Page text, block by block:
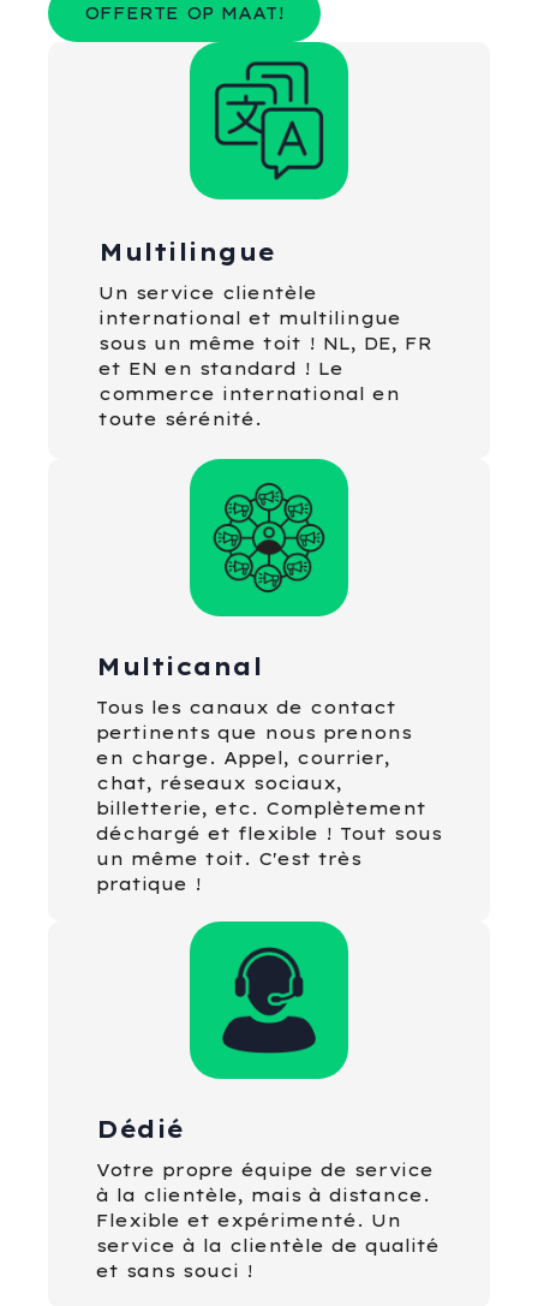
OFFERTE OP MAAT!
Multilingue
Un service clientèle
international et multilingue
sous un même toit ! NL, DE, FR
et EN en standard ! Le
commerce international en
toute sérénité.
Multicanal
Tous les canaux de contact
pertinents que nous prenons
en charge. Appel, courrier,
chat, réseaux sociaux,
billetterie, etc. Complètement
déchargé et flexible ! Tout sous
un même toit. C'est très
pratique !
Dédié
Votre propre équipe de service
à la clientèle, mais à distance.
Flexible et expérimenté. Un
service à la clientèle de qualité
et sans souci !